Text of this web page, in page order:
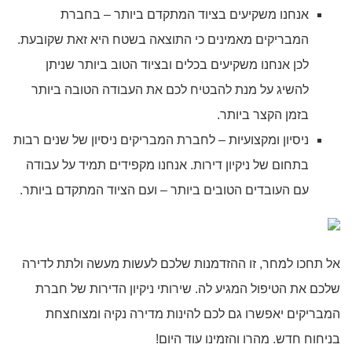
אנחנו משקיעים בציוד המתקדם ביותר – בחברת
המבריקים מאמינים כי התוצאה בשטח היא זאת שקובעת.
לכן אנחנו משקיעים בכלים ובציוד הטוב ביותר שניתן
להשיג על מנת להבטיח לכם את העבודה הטובה ביותר
בזמן הקצר ביותר.
ניסיון ומקצועיות – לחברת המבריקים ניסיון של שנים רבות
בתחום של ניקיון דירות. אנחנו מקפידים תמיד על עבודה
עם העובדים הטובים ביותר – ועם הציוד המתקדם ביותר.
אל תחכו למחר, זו ההזדמנות שלכם לעשות מעשה ולתת לדירה
שלכם את הטיפול המגיע לה. שירותי ניקיון הדירות של חברת
המבריקים יאפשרו גם לכם להינות מדירה נקיה ומצוחצחת
בניחוח חדש. מהרו והזמינו עוד היום!